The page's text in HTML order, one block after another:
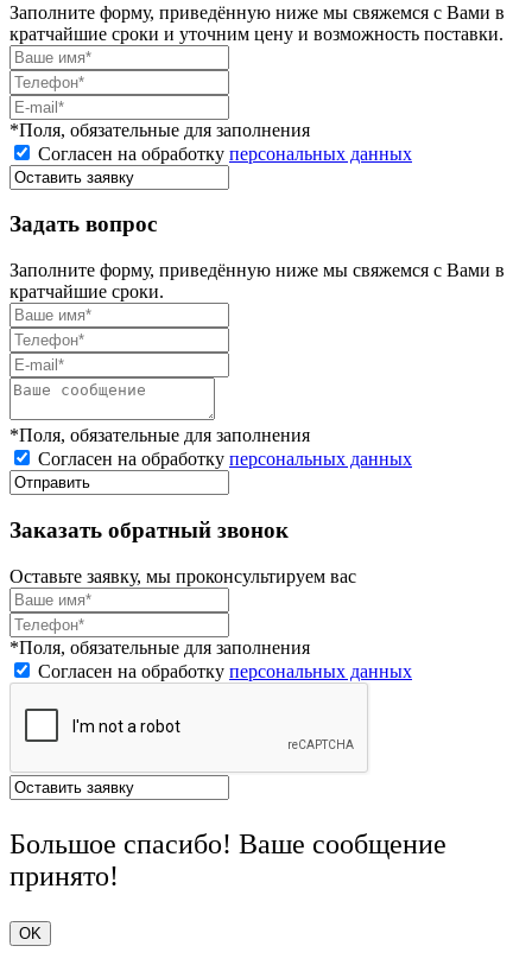
Заполните форму, приведённую ниже мы свяжемся с Вами в
кратчайшие сроки и уточним цену и возможность поставки.
*Поля, обязательные для заполнения
Согласен на обработку персональных данных
Задать вопрос
Заполните форму, приведённую ниже мы свяжемся с Вами в
кратчайшие сроки.
*Поля, обязательные для заполнения
Согласен на обработку персональных данных
Заказать обратный звонок
Оставьте заявку, мы проконсультируем вас
*Поля, обязательные для заполнения
Согласен на обработку персональных данных
Большое спасибо! Ваше сообщение
принято!
OK